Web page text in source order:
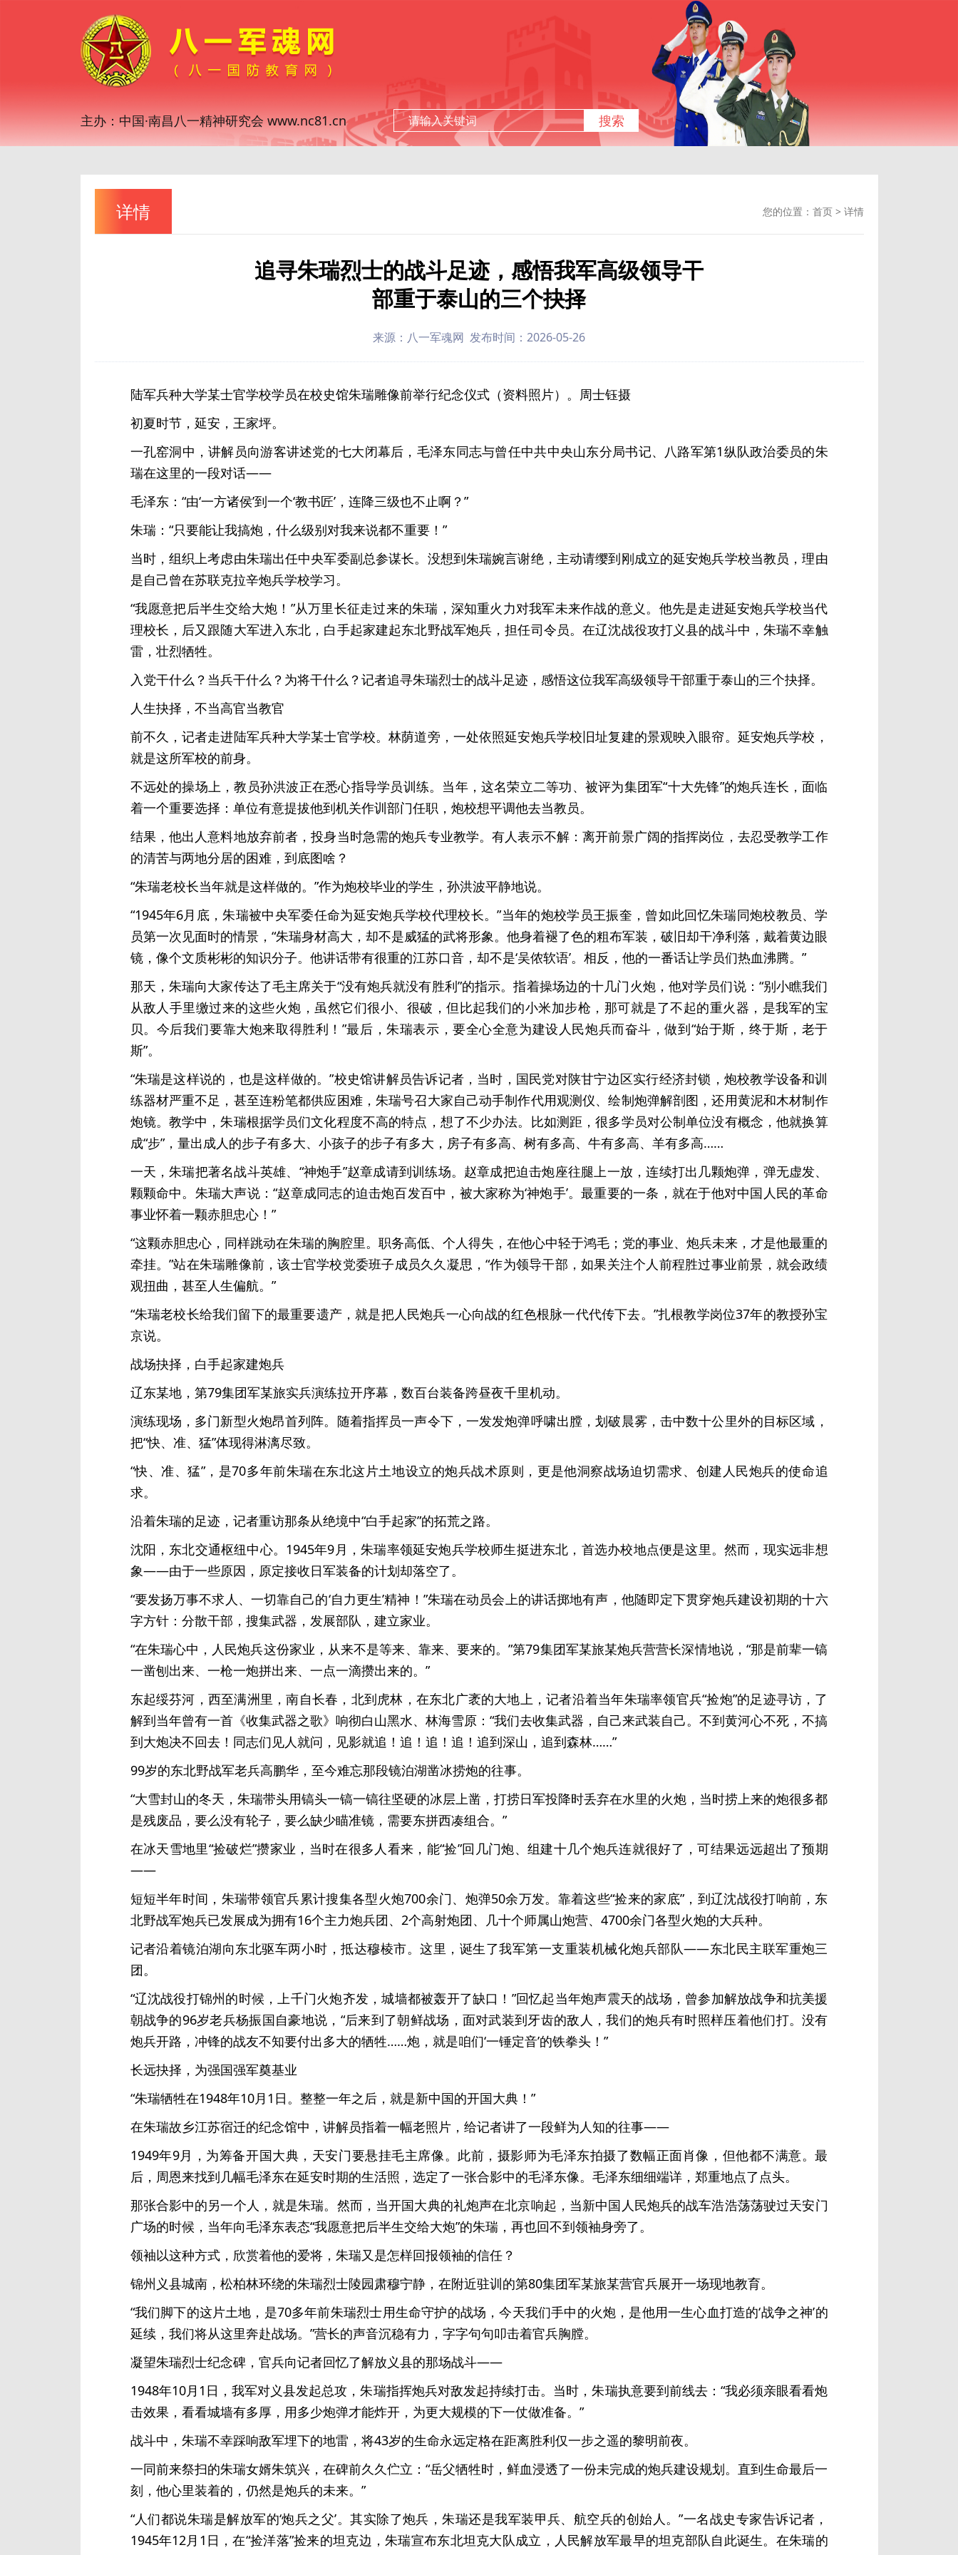
主办：中国·南昌八一精神研究会 www.nc81.cn 搜索
详情 您的位置： 首页> 详情
追寻朱瑞烈士的战斗足迹，感悟我军高级领导干
部重于泰山的三个抉择
来源：八一军魂网 发布时间：2026-05-26
陆军兵种大学某士官学校学员在校史馆朱瑞雕像前举行纪念仪式（资料照片）。周士钰摄
初夏时节，延安，王家坪。
一孔窑洞中，讲解员向游客讲述党的七大闭幕后，毛泽东同志与曾任中共中央山东分局书记、八路军第1纵队政治委员的朱
瑞在这里的一段对话——
毛泽东：“由‘一方诸侯’到一个‘教书匠’，连降三级也不止啊？”
朱瑞：“只要能让我搞炮，什么级别对我来说都不重要！”
当时，组织上考虑由朱瑞出任中央军委副总参谋长。没想到朱瑞婉言谢绝，主动请缨到刚成立的延安炮兵学校当教员，理由
是自己曾在苏联克拉辛炮兵学校学习。
“我愿意把后半生交给大炮！”从万里长征走过来的朱瑞，深知重火力对我军未来作战的意义。他先是走进延安炮兵学校当代
理校长，后又跟随大军进入东北，白手起家建起东北野战军炮兵，担任司令员。在辽沈战役攻打义县的战斗中，朱瑞不幸触
雷，壮烈牺牲。
入党干什么？当兵干什么？为将干什么？记者追寻朱瑞烈士的战斗足迹，感悟这位我军高级领导干部重于泰山的三个抉择。
人生抉择，不当高官当教官
前不久，记者走进陆军兵种大学某士官学校。林荫道旁，一处依照延安炮兵学校旧址复建的景观映入眼帘。延安炮兵学校，
就是这所军校的前身。
不远处的操场上，教员孙洪波正在悉心指导学员训练。当年，这名荣立二等功、被评为集团军“十大先锋”的炮兵连长，面临
着一个重要选择：单位有意提拔他到机关作训部门任职，炮校想平调他去当教员。
结果，他出人意料地放弃前者，投身当时急需的炮兵专业教学。有人表示不解：离开前景广阔的指挥岗位，去忍受教学工作
的清苦与两地分居的困难，到底图啥？
“朱瑞老校长当年就是这样做的。”作为炮校毕业的学生，孙洪波平静地说。
“1945年6月底，朱瑞被中央军委任命为延安炮兵学校代理校长。”当年的炮校学员王振奎，曾如此回忆朱瑞同炮校教员、学
员第一次见面时的情景，“朱瑞身材高大，却不是威猛的武将形象。他身着褪了色的粗布军装，破旧却干净利落，戴着黄边眼
镜，像个文质彬彬的知识分子。他讲话带有很重的江苏口音，却不是‘吴侬软语’。相反，他的一番话让学员们热血沸腾。”
那天，朱瑞向大家传达了毛主席关于“没有炮兵就没有胜利”的指示。指着操场边的十几门火炮，他对学员们说：“别小瞧我们
从敌人手里缴过来的这些火炮，虽然它们很小、很破，但比起我们的小米加步枪，那可就是了不起的重火器，是我军的宝
贝。今后我们要靠大炮来取得胜利！”最后，朱瑞表示，要全心全意为建设人民炮兵而奋斗，做到“始于斯，终于斯，老于
斯”。
“朱瑞是这样说的，也是这样做的。”校史馆讲解员告诉记者，当时，国民党对陕甘宁边区实行经济封锁，炮校教学设备和训
练器材严重不足，甚至连粉笔都供应困难，朱瑞号召大家自己动手制作代用观测仪、绘制炮弹解剖图，还用黄泥和木材制作
炮镜。教学中，朱瑞根据学员们文化程度不高的特点，想了不少办法。比如测距，很多学员对公制单位没有概念，他就换算
成“步”，量出成人的步子有多大、小孩子的步子有多大，房子有多高、树有多高、牛有多高、羊有多高……
一天，朱瑞把著名战斗英雄、“神炮手”赵章成请到训练场。赵章成把迫击炮座往腿上一放，连续打出几颗炮弹，弹无虚发、
颗颗命中。朱瑞大声说：“赵章成同志的迫击炮百发百中，被大家称为‘神炮手’。最重要的一条，就在于他对中国人民的革命
事业怀着一颗赤胆忠心！”
“这颗赤胆忠心，同样跳动在朱瑞的胸腔里。职务高低、个人得失，在他心中轻于鸿毛；党的事业、炮兵未来，才是他最重的
牵挂。”站在朱瑞雕像前，该士官学校党委班子成员久久凝思，“作为领导干部，如果关注个人前程胜过事业前景，就会政绩
观扭曲，甚至人生偏航。”
“朱瑞老校长给我们留下的最重要遗产，就是把人民炮兵一心向战的红色根脉一代代传下去。”扎根教学岗位37年的教授孙宝
京说。
战场抉择，白手起家建炮兵
辽东某地，第79集团军某旅实兵演练拉开序幕，数百台装备跨昼夜千里机动。
演练现场，多门新型火炮昂首列阵。随着指挥员一声令下，一发发炮弹呼啸出膛，划破晨雾，击中数十公里外的目标区域，
把“快、准、猛”体现得淋漓尽致。
“快、准、猛”，是70多年前朱瑞在东北这片土地设立的炮兵战术原则，更是他洞察战场迫切需求、创建人民炮兵的使命追
求。
沿着朱瑞的足迹，记者重访那条从绝境中“白手起家”的拓荒之路。
沈阳，东北交通枢纽中心。1945年9月，朱瑞率领延安炮兵学校师生挺进东北，首选办校地点便是这里。然而，现实远非想
象——由于一些原因，原定接收日军装备的计划却落空了。
“要发扬万事不求人、一切靠自己的‘自力更生’精神！”朱瑞在动员会上的讲话掷地有声，他随即定下贯穿炮兵建设初期的十六
字方针：分散干部，搜集武器，发展部队，建立家业。
“在朱瑞心中，人民炮兵这份家业，从来不是等来、靠来、要来的。”第79集团军某旅某炮兵营营长深情地说，“那是前辈一镐
一凿刨出来、一枪一炮拼出来、一点一滴攒出来的。”
东起绥芬河，西至满洲里，南自长春，北到虎林，在东北广袤的大地上，记者沿着当年朱瑞率领官兵“捡炮”的足迹寻访，了
解到当年曾有一首《收集武器之歌》响彻白山黑水、林海雪原：“我们去收集武器，自己来武装自己。不到黄河心不死，不搞
到大炮决不回去！同志们见人就问，见影就追！追！追！追！追到深山，追到森林……”
99岁的东北野战军老兵高鹏华，至今难忘那段镜泊湖凿冰捞炮的往事。
“大雪封山的冬天，朱瑞带头用镐头一镐一镐往坚硬的冰层上凿，打捞日军投降时丢弃在水里的火炮，当时捞上来的炮很多都
是残废品，要么没有轮子，要么缺少瞄准镜，需要东拼西凑组合。”
在冰天雪地里“捡破烂”攒家业，当时在很多人看来，能“捡”回几门炮、组建十几个炮兵连就很好了，可结果远远超出了预期
——
短短半年时间，朱瑞带领官兵累计搜集各型火炮700余门、炮弹50余万发。靠着这些“捡来的家底”，到辽沈战役打响前，东
北野战军炮兵已发展成为拥有16个主力炮兵团、2个高射炮团、几十个师属山炮营、4700余门各型火炮的大兵种。
记者沿着镜泊湖向东北驱车两小时，抵达穆棱市。这里，诞生了我军第一支重装机械化炮兵部队——东北民主联军重炮三
团。
“辽沈战役打锦州的时候，上千门火炮齐发，城墙都被轰开了缺口！”回忆起当年炮声震天的战场，曾参加解放战争和抗美援
朝战争的96岁老兵杨振国自豪地说，“后来到了朝鲜战场，面对武装到牙齿的敌人，我们的炮兵有时照样压着他们打。没有
炮兵开路，冲锋的战友不知要付出多大的牺牲……炮，就是咱们‘一锤定音’的铁拳头！”
长远抉择，为强国强军奠基业
“朱瑞牺牲在1948年10月1日。整整一年之后，就是新中国的开国大典！”
在朱瑞故乡江苏宿迁的纪念馆中，讲解员指着一幅老照片，给记者讲了一段鲜为人知的往事——
1949年9月，为筹备开国大典，天安门要悬挂毛主席像。此前，摄影师为毛泽东拍摄了数幅正面肖像，但他都不满意。最
后，周恩来找到几幅毛泽东在延安时期的生活照，选定了一张合影中的毛泽东像。毛泽东细细端详，郑重地点了点头。
那张合影中的另一个人，就是朱瑞。然而，当开国大典的礼炮声在北京响起，当新中国人民炮兵的战车浩浩荡荡驶过天安门
广场的时候，当年向毛泽东表态“我愿意把后半生交给大炮”的朱瑞，再也回不到领袖身旁了。
领袖以这种方式，欣赏着他的爱将，朱瑞又是怎样回报领袖的信任？
锦州义县城南，松柏林环绕的朱瑞烈士陵园肃穆宁静，在附近驻训的第80集团军某旅某营官兵展开一场现地教育。
“我们脚下的这片土地，是70多年前朱瑞烈士用生命守护的战场，今天我们手中的火炮，是他用一生心血打造的‘战争之神’的
延续，我们将从这里奔赴战场。”营长的声音沉稳有力，字字句句叩击着官兵胸膛。
凝望朱瑞烈士纪念碑，官兵向记者回忆了解放义县的那场战斗——
1948年10月1日，我军对义县发起总攻，朱瑞指挥炮兵对敌发起持续打击。当时，朱瑞执意要到前线去：“我必须亲眼看看炮
击效果，看看城墙有多厚，用多少炮弹才能炸开，为更大规模的下一仗做准备。”
战斗中，朱瑞不幸踩响敌军埋下的地雷，将43岁的生命永远定格在距离胜利仅一步之遥的黎明前夜。
一同前来祭扫的朱瑞女婿朱筑兴，在碑前久久伫立：“岳父牺牲时，鲜血浸透了一份未完成的炮兵建设规划。直到生命最后一
刻，他心里装着的，仍然是炮兵的未来。”
“人们都说朱瑞是解放军的‘炮兵之父’。其实除了炮兵，朱瑞还是我军装甲兵、航空兵的创始人。”一名战史专家告诉记者，
1945年12月1日，在“捡洋落”捡来的坦克边，朱瑞宣布东北坦克大队成立，人民解放军最早的坦克部队自此诞生。在朱瑞的